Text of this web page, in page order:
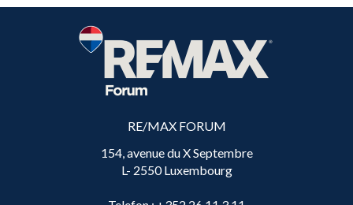
RE/MAX FORUM
154, avenue du X Septembre
L- 2550 Luxembourg